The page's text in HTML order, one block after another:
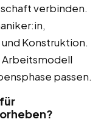
verbinden.
Konstruktion.
Arbeitsmodell
passen.